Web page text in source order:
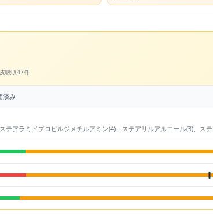
吸収47件
済み
テアラミドプロピルジメチルアミン(4)、ステアリルアルコール(3)、